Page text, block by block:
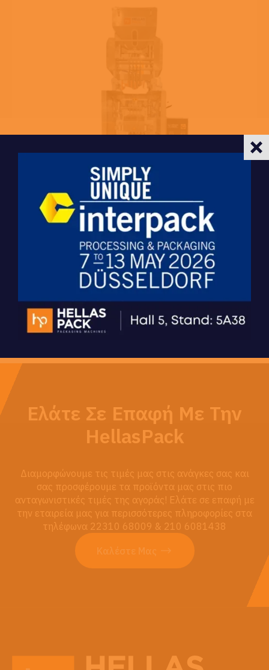
Σειρά ST
Μηχανές Συσκευασίας Stick
Ελάτε Σε Επαφή Με Την
HellasPack
Διαμορφώνουμε τις τιμές μας στις ανάγκες σας και
σας προσφέρουμε τα προϊόντα μας στις πιο
ανταγωνιστικές τιμές της αγοράς! Ελάτε σε επαφή με
την εταιρεία μας για περισσότερες πληροφορίες στα
τηλέφωνα 22310 68009 & 210 6081438
Καλέστε Μας